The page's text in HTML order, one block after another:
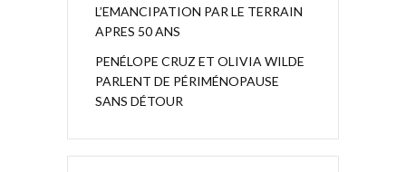
L’EMANCIPATION PAR LE TERRAIN
APRES 50 ANS
PENÉLOPE CRUZ ET OLIVIA WILDE
PARLENT DE PÉRIMÉNOPAUSE
SANS DÉTOUR